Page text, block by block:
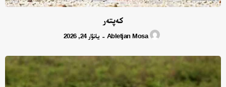
كەپتەر
Abletjan Mosa
- يانۋار 24, 2026